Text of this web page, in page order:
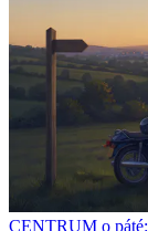
CENTRUM o